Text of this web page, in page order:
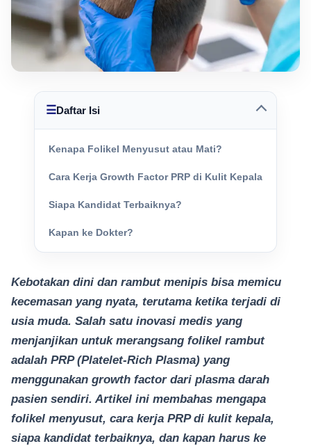
☰Daftar Isi
Kenapa Folikel Menyusut atau Mati?
Cara Kerja Growth Factor PRP di Kulit Kepala
Siapa Kandidat Terbaiknya?
Kapan ke Dokter?
Kebotakan dini dan rambut menipis bisa memicu
kecemasan yang nyata, terutama ketika terjadi di
usia muda. Salah satu inovasi medis yang
menjanjikan untuk merangsang folikel rambut
adalah PRP (Platelet-Rich Plasma) yang
menggunakan growth factor dari plasma darah
pasien sendiri. Artikel ini membahas mengapa
folikel menyusut, cara kerja PRP di kulit kepala,
siapa kandidat terbaiknya, dan kapan harus ke